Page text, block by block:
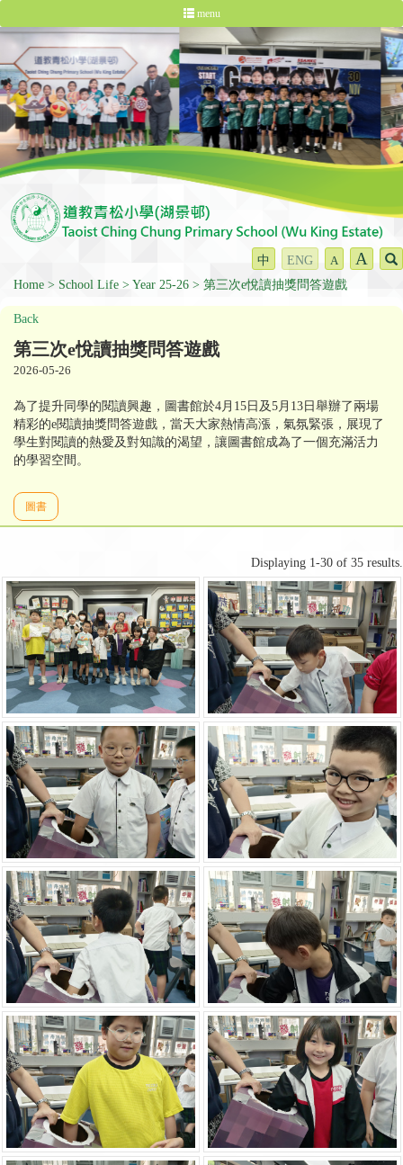
menu
中 ENG A A
Home School Life Year 25-26 第三次e悅讀抽獎問答遊戲
Back
第三次e悅讀抽獎問答遊戲
2026-05-26
為了提升同學的閱讀興趣，圖書館於4月15日及5月13日舉辦了兩場
精彩的e閱讀抽獎問答遊戲，當天大家熱情高漲，氣氛緊張，展現了
學生對閱讀的熱愛及對知識的渴望，讓圖書館成為了一個充滿活力
的學習空間。
圖書
Displaying 1-30 of 35 results.